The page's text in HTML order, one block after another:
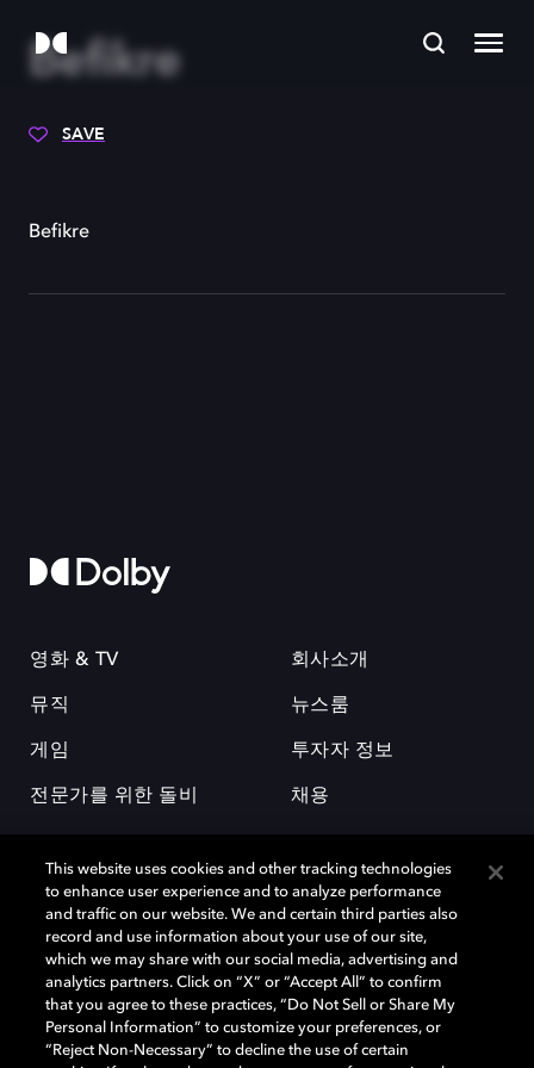
Befikre
SAVE
Befikre
영화 & TV
뮤직
게임
전문가를 위한 돌비
회사소개
뉴스룸
투자자 정보
채용
돌비(Dolby)와 double-D 심볼은 미국 및 기타 국가 돌비래버러토리스
(Dolby Laboratories, Inc.)의 등록 및 미등록 상표이다. 그 밖에 다른 자료에
기재된 상표는 해당 상표 소유권자의 등록상표로 유지된다. © 2025 Dolby
Laboratories, Inc. All rights reserved.
This website uses cookies and other tracking technologies
to enhance user experience and to analyze performance
and traffic on our website. We and certain third parties also
record and use information about your use of our site,
which we may share with our social media, advertising and
analytics partners. Click on “X” or “Accept All” to confirm
that you agree to these practices, “Do Not Sell or Share My
Personal Information” to customize your preferences, or
“Reject Non-Necessary” to decline the use of certain